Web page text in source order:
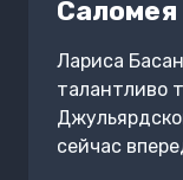
Саломея
Лариса
талантливо
сейчас